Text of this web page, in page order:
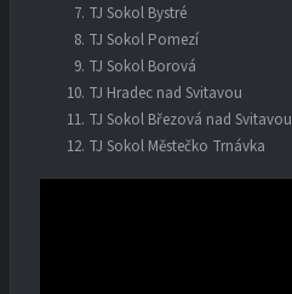
TJ Sokol Bystré
TJ Sokol Pomezí
TJ Sokol Borová
TJ Hradec nad Svitavou
TJ Sokol Březová nad Svitavou
TJ Sokol Městečko Trnávka